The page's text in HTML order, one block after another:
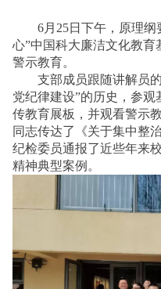
6月 25日下午，原理
心”中国科大廉洁文化教
警示教育。
支部成员跟随讲解员
党纪律建设”的历史，参
传教育展板，并观看警示
同志传达了 《关于集中整
纪检委员通报了近些年来
精神典型案例。